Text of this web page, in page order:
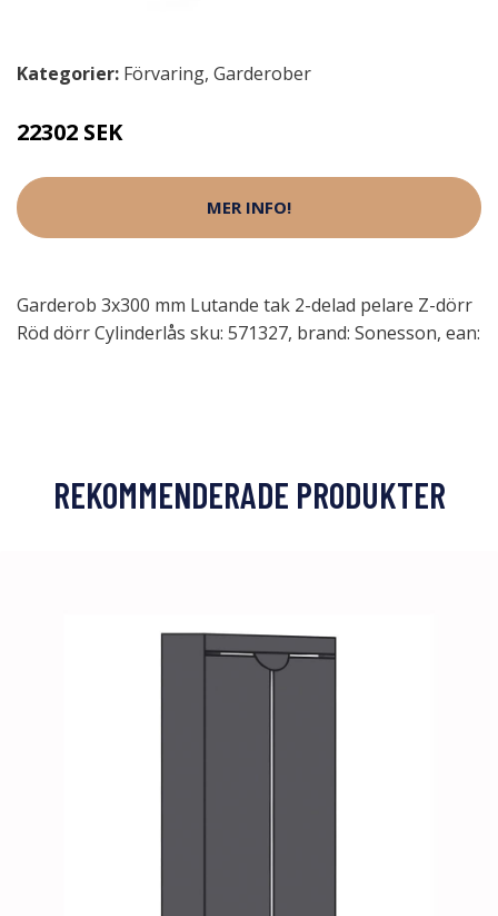
Kategorier: Förvaring, Garderober
22302 SEK
MER INFO!
Garderob 3x300 mm Lutande tak 2-delad pelare Z-dörr
Röd dörr Cylinderlås sku: 571327, brand: Sonesson, ean:
REKOMMENDERADE PRODUKTER